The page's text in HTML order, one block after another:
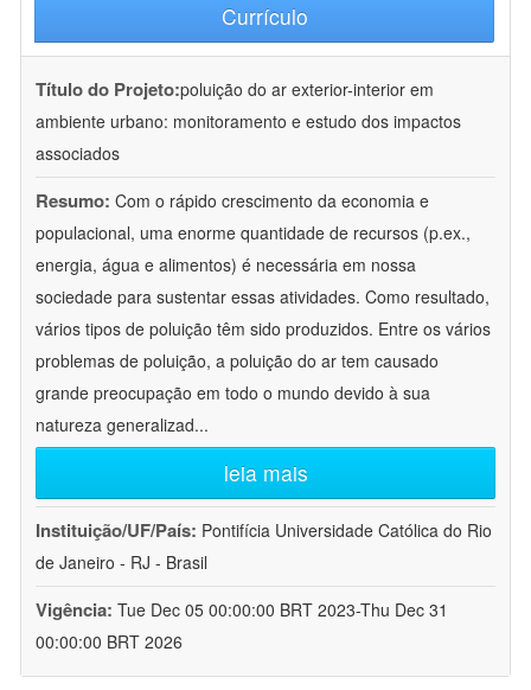
Currículo
Título do Projeto:poluição do ar exterior-interior em
ambiente urbano: monitoramento e estudo dos impactos
associados
Resumo: Com o rápido crescimento da economia e
populacional, uma enorme quantidade de recursos (p.ex.,
energia, água e alimentos) é necessária em nossa
sociedade para sustentar essas atividades. Como resultado,
vários tipos de poluição têm sido produzidos. Entre os vários
problemas de poluição, a poluição do ar tem causado
grande preocupação em todo o mundo devido à sua
natureza generalizad...
leia mais
Instituição/UF/País: Pontifícia Universidade Católica do Rio
de Janeiro - RJ - Brasil
Vigência: Tue Dec 05 00:00:00 BRT 2023-Thu Dec 31
00:00:00 BRT 2026